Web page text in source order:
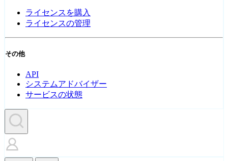
ライセンスを購入
ライセンスの管理
その他
API
システムアドバイザー
サービスの状態